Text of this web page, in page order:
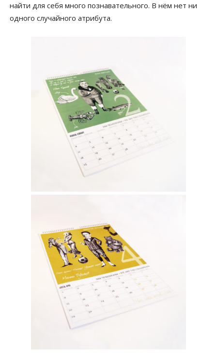
найти для себя много познавательного. В нём нет ни
одного случайного атрибута.